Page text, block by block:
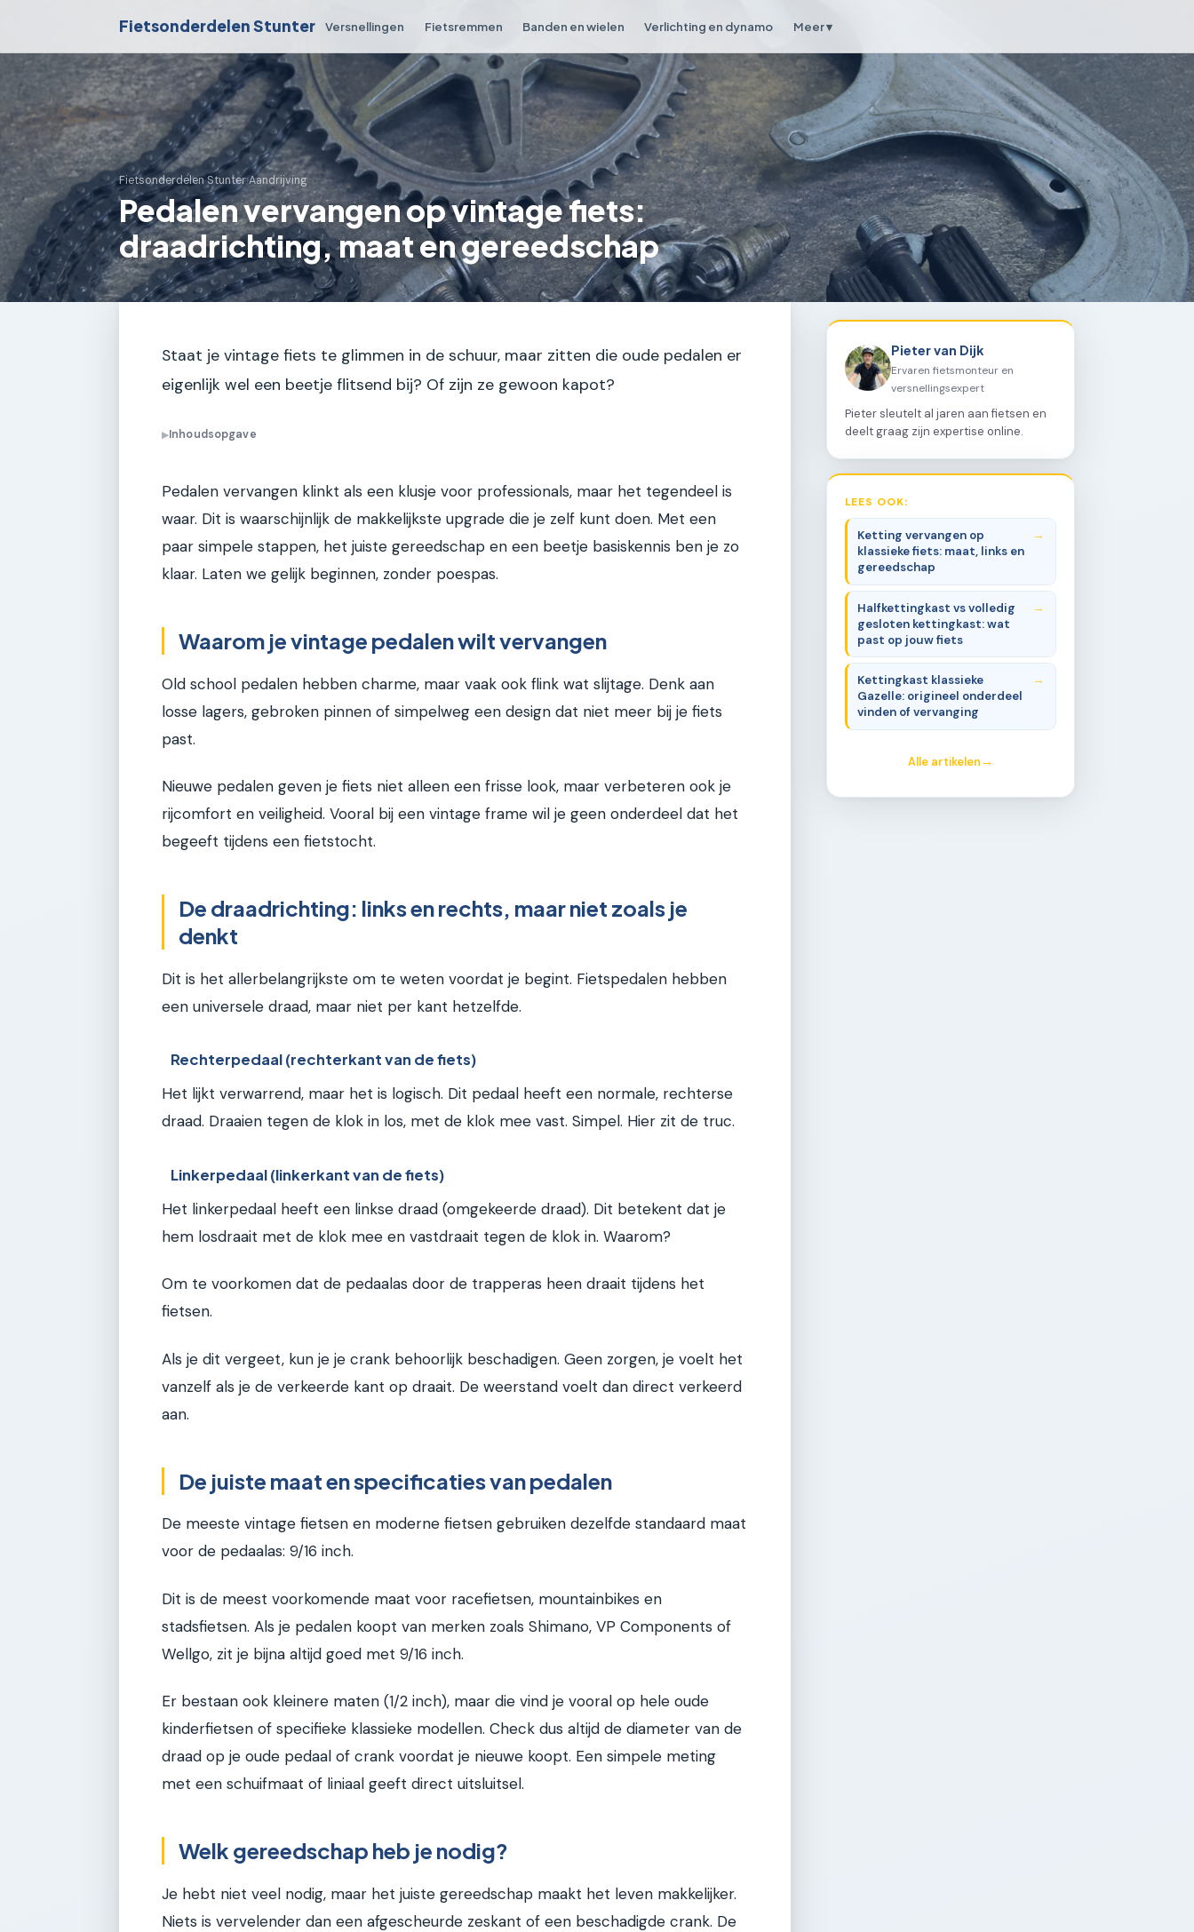
Fietsonderdelen Stunter Versnellingen Fietsremmen Banden en wielen Verlichting en dynamo Meer ▾
Fietsonderdelen Stunter›Aandrijving
Pedalen vervangen op vintage fiets:
draadrichting, maat en gereedschap
Staat je vintage fiets te glimmen in de schuur, maar zitten die oude pedalen er
eigenlijk wel een beetje flitsend bij? Of zijn ze gewoon kapot?
▶Inhoudsopgave
Pedalen vervangen klinkt als een klusje voor professionals, maar het tegendeel is
waar. Dit is waarschijnlijk de makkelijkste upgrade die je zelf kunt doen. Met een
paar simpele stappen, het juiste gereedschap en een beetje basiskennis ben je zo
klaar. Laten we gelijk beginnen, zonder poespas.
Waarom je vintage pedalen wilt vervangen
Old school pedalen hebben charme, maar vaak ook flink wat slijtage. Denk aan
losse lagers, gebroken pinnen of simpelweg een design dat niet meer bij je fiets
past.
Nieuwe pedalen geven je fiets niet alleen een frisse look, maar verbeteren ook je
rijcomfort en veiligheid. Vooral bij een vintage frame wil je geen onderdeel dat het
begeeft tijdens een fietstocht.
De draadrichting: links en rechts, maar niet zoals je
denkt
Dit is het allerbelangrijkste om te weten voordat je begint. Fietspedalen hebben
een universele draad, maar niet per kant hetzelfde.
Rechterpedaal (rechterkant van de fiets)
Het lijkt verwarrend, maar het is logisch. Dit pedaal heeft een normale, rechterse
draad. Draaien tegen de klok in los, met de klok mee vast. Simpel. Hier zit de truc.
Linkerpedaal (linkerkant van de fiets)
Het linkerpedaal heeft een linkse draad (omgekeerde draad). Dit betekent dat je
hem losdraait met de klok mee en vastdraait tegen de klok in. Waarom?
Om te voorkomen dat de pedaalas door de trapperas heen draait tijdens het
fietsen.
Als je dit vergeet, kun je je crank behoorlijk beschadigen. Geen zorgen, je voelt het
vanzelf als je de verkeerde kant op draait. De weerstand voelt dan direct verkeerd
aan.
De juiste maat en specificaties van pedalen
De meeste vintage fietsen en moderne fietsen gebruiken dezelfde standaard maat
voor de pedaalas: 9/16 inch.
Dit is de meest voorkomende maat voor racefietsen, mountainbikes en
stadsfietsen. Als je pedalen koopt van merken zoals Shimano, VP Components of
Wellgo, zit je bijna altijd goed met 9/16 inch.
Er bestaan ook kleinere maten (1/2 inch), maar die vind je vooral op hele oude
kinderfietsen of specifieke klassieke modellen. Check dus altijd de diameter van de
draad op je oude pedaal of crank voordat je nieuwe koopt. Een simpele meting
met een schuifmaat of liniaal geeft direct uitsluitsel.
Welk gereedschap heb je nodig?
Je hebt niet veel nodig, maar het juiste gereedschap maakt het leven makkelijker.
Niets is vervelender dan een afgescheurde zeskant of een beschadigde crank. De
Pieter van Dijk
Ervaren fietsmonteur en
versnellingsexpert
Pieter sleutelt al jaren aan fietsen en
deelt graag zijn expertise online.
LEES OOK:
Ketting vervangen op
klassieke fiets: maat, links en
gereedschap
Halfkettingkast vs volledig
gesloten kettingkast: wat
past op jouw fiets
Kettingkast klassieke
Gazelle: origineel onderdeel
vinden of vervanging
Alle artikelen